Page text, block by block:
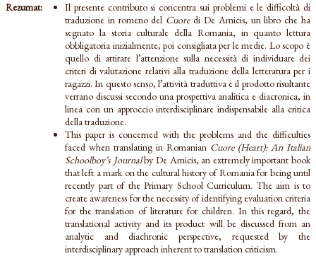
Rezumat:
Il presente contributo si concentra sui problemi e le difficoltà di
traduzione in romeno del Cuoredi De Amicis, un libro che ha
segnato la storia culturale della Romania, in quanto lettura
obbligatoria inizialmente, poi consigliata per le medie. Lo scopo è
quello di attirare l’attenzione sulla necessità di individuare dei
criteri di valutazione relativi alla traduzione della letteratura per i
ragazzi. In questo senso, l’attività traduttiva e il prodotto risultante
verrano discussi secondo una prospettiva analitica e diacronica, in
linea con un approccio interdisciplinare indispensabile alla critica
della traduzione.
This paper is concerned with the problems and the difficulties
faced when translating in Romanian Cuore (Heart): An Italian
Schoolboy’s Journalby De Amicis, an extremely important book
that left a mark on the cultural history of Romania for being until
recently part of the Primary School Curriculum. The aim is to
create awareness for the necessity of identifying evaluation criteria
for the translation of literature for children. In this regard, the
translational activity and its product will be discussed from an
analytic and diachronic perspective, requested by the
interdisciplinary approach inherent to translation criticism.